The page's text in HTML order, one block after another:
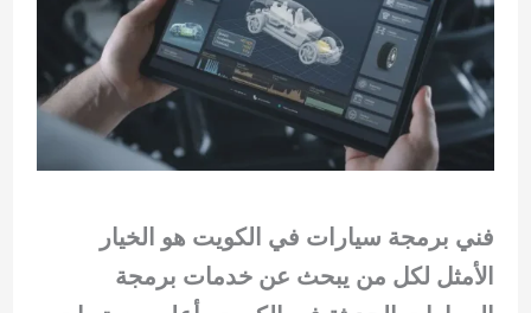
فني برمجة سيارات في الكويت هو الخيار
الأمثل لكل من يبحث عن خدمات برمجة